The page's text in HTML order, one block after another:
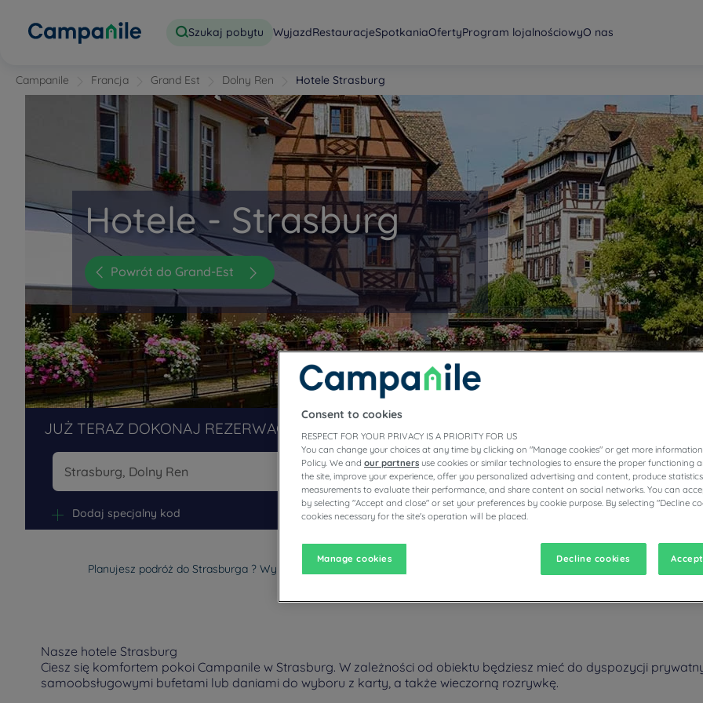
Szukaj pobytu WyjazdRestauracjeSpotkaniaOfertyProgram lojalnościowyO nas
Campanile Francja Grand Est Dolny Ren Hotele Strasburg
Hotele - Strasburg
Powrót do Grand-Est
JUŻ TERAZ DOKONAJ REZERWACJI W NASZYCH HOTELACH CAMPANILE
Navigate forward to interact with the calendar and select a date.
Navigate backward to interact with the
Dodaj specjalny kod
Planujesz podróż do Strasburga ? Wybierz Hotel Campanile. Gwarancja udanej eskapady, ten przyjemny, zadbany,
Nasze hotele Strasburg
Ciesz się komfortem pokoi Campanile w Strasburg. W zależności od obiektu będziesz mieć do dyspozycji
samoobsługowymi bufetami lub daniami do wyboru z karty, a także wieczorną rozrywkę.
Consent to cookies
RESPECT FOR YOUR PRIVACY IS A PRIORITY FOR US
You can change your choices at any time by clicking on "Manage cookies" or get more
Policy. We and our partners use cookies or similar technologies to ensure the proper functioning
the site, improve your experience, offer you personalized advertising and content, produce
measurements to evaluate their performance, and share content on social networks. You can
by selecting "Accept and close" or set your preferences by cookie purpose. By selecting "Decline
cookies necessary for the site's operation will be placed.
Manage cookies Decline cookies